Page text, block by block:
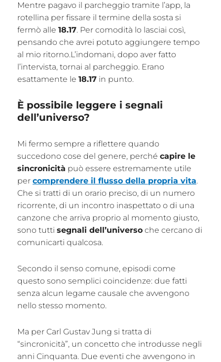
Mentre pagavo il parcheggio tramite l’app, la
rotellina per fissare il termine della sosta si
fermò alle 18.17. Per comodità lo lasciai così,
pensando che avrei potuto aggiungere tempo
al mio ritorno.L’indomani, dopo aver fatto
l’intervista, tornai al parcheggio. Erano
esattamente le 18.17 in punto.
È possibile leggere i segnali
dell’universo?
Mi fermo sempre a riflettere quando
succedono cose del genere, perché capire le
sincronicità può essere estremamente utile
per comprendere il flusso della propria vita.
Che si tratti di un orario preciso, di un numero
ricorrente, di un incontro inaspettato o di una
canzone che arriva proprio al momento giusto,
sono tutti segnali dell’universo che cercano di
comunicarti qualcosa.
Secondo il senso comune, episodi come
questo sono semplici coincidenze: due fatti
senza alcun legame causale che avvengono
nello stesso momento.
Ma per Carl Gustav Jung si tratta di
“sincronicità”, un concetto che introdusse negli
anni Cinquanta. Due eventi che avvengono in